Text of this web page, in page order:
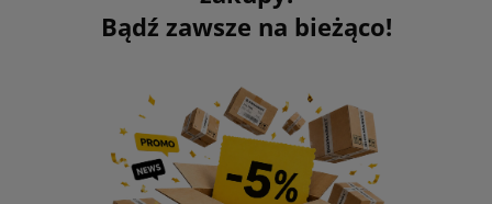
Bądź zawsze na bieżąco!